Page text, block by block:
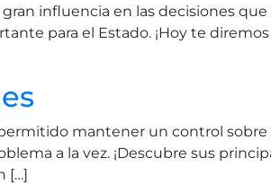
influencia en las decisiones
para el Estado. ¡Hoy te
mantener un control
a la vez. ¡Descubre sus
[…]